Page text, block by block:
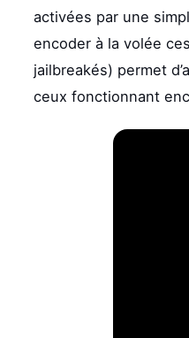
activées par une
encoder à la volée
jailbreakés) permet
ceux fonctionnant